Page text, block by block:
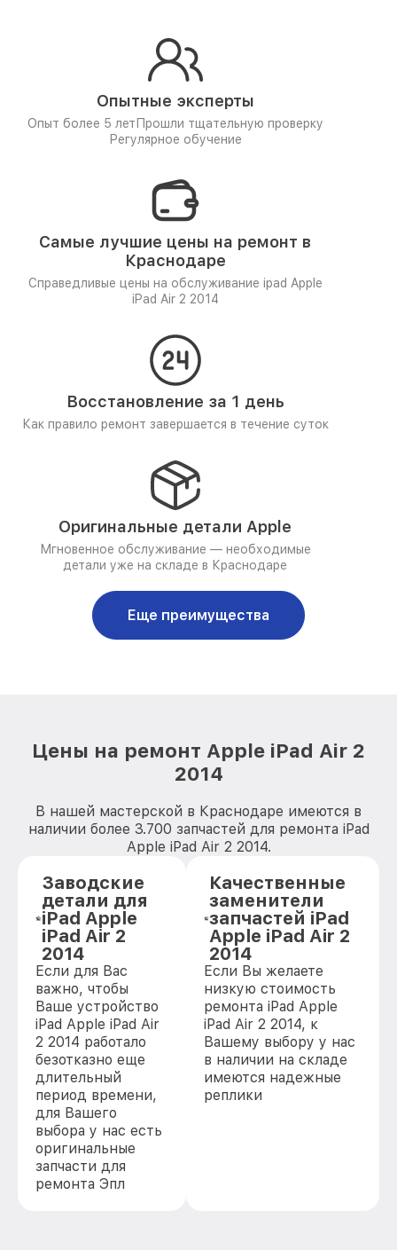
Опытные эксперты
Опыт более 5 лет Прошли тщательную проверку
Регулярное обучение
Самые лучшие цены на ремонт в
Краснодаре
Справедливые цены на обслуживание ipad Apple
iPad Air 2 2014
Восстановление за 1 день
Как правило ремонт завершается в течение суток
Оригинальные детали Apple
Мгновенное обслуживание — необходимые
детали уже на складе в Краснодаре
Еще преимущества
Цены на ремонт Apple iPad Air 2
2014
В нашей мастерской в Краснодаре имеются в
наличии более 3.700 запчастей для ремонта iPad
Apple iPad Air 2 2014.
Заводские
детали для
iPad Apple
iPad Air 2
2014
Если для Вас
важно, чтобы
Ваше устройство
iPad Apple iPad Air
2 2014 работало
безотказно еще
длительный
период времени,
для Вашего
выбора у нас есть
оригинальные
запчасти для
ремонта Эпл
Качественные
заменители
запчастей iPad
Apple iPad Air 2
2014
Если Вы желаете
низкую стоимость
ремонта iPad Apple
iPad Air 2 2014, к
Вашему выбору у нас
в наличии на складе
имеются надежные
реплики